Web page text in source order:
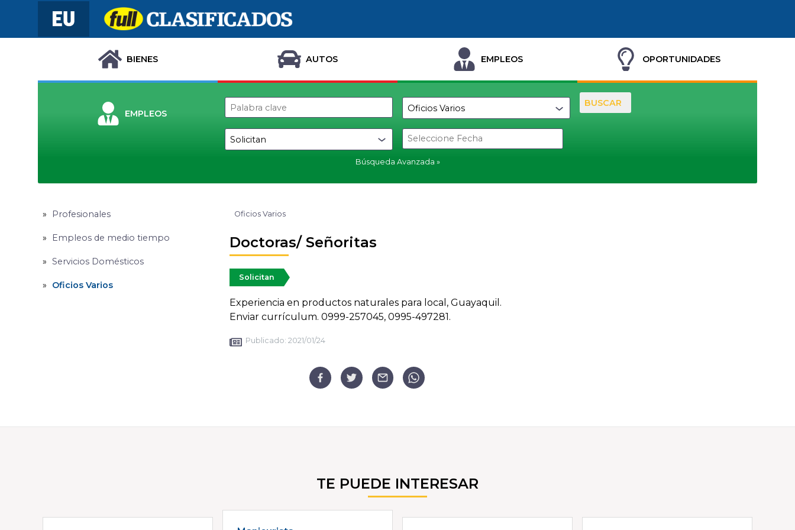
BIENES AUTOS EMPLEOS OPORTUNIDADES
EMPLEOS
Búsqueda Avanzada
BUSCAR
Profesionales
Empleos de medio tiempo
Servicios Domésticos
Oficios Varios
Oficios Varios
Doctoras/ Señoritas
Solicitan
Experiencia en productos naturales para local, Guayaquil.
Enviar currículum. 0999-257045, 0995-497281.
Publicado: 2021/01/24
TE PUEDE INTERESAR